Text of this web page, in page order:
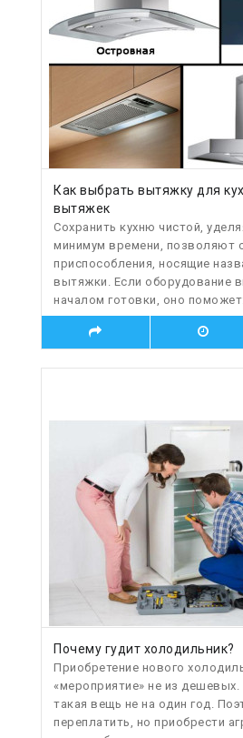
Как выбрать вытяжку для
вытяжек
Сохранить кухню чистой,
минимум времени, позволяют
приспособления, носящие
вытяжки. Если оборудование
началом готовки, оно
Почему гудит холодильник?
Приобретение нового
«мероприятие» не из дешевых.
такая вещь не на один год.
переплатить, но приобрести